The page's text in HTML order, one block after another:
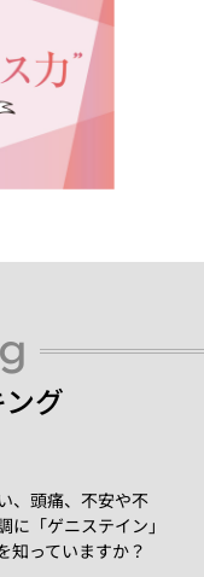
グ
、頭痛、不安や不
「ゲニステイン」
知っていますか？